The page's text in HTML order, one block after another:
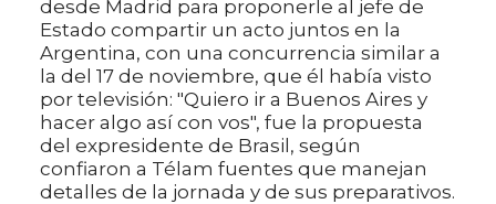
desde Madrid para proponerle al jefe de
Estado compartir un acto juntos en la
Argentina, con una concurrencia similar a
la del 17 de noviembre, que él había visto
por televisión: "Quiero ir a Buenos Aires y
hacer algo así con vos", fue la propuesta
del expresidente de Brasil, según
confiaron a Télam fuentes que manejan
detalles de la jornada y de sus preparativos.